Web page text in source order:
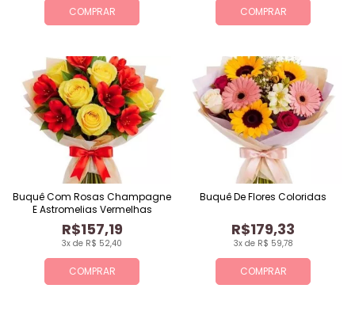
COMPRAR COMPRAR
COMPRAR
3x de R$ 52,40
R$157,19
Buquê Com Rosas Champagne
E Astromelias Vermelhas
COMPRAR
3x de R$ 59,78
R$179,33
Buquê De Flores Coloridas